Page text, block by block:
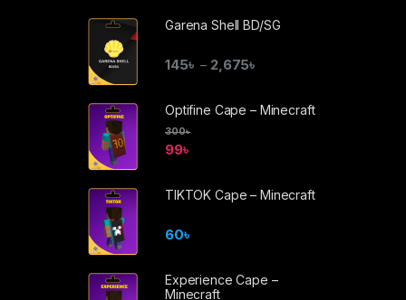
Garena Shell BD/SG
145৳ – 2,675৳
Optifine Cape – Minecraft
99৳
300৳
TIKTOK Cape – Minecraft
60৳
Experience Cape –
Minecraft